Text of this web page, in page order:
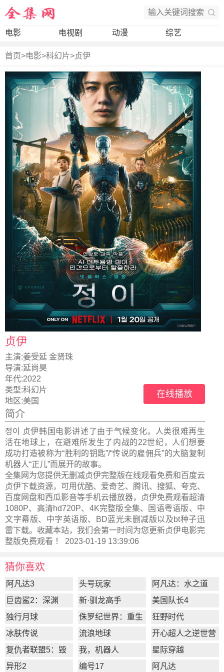
电影 电视剧 动漫 综艺
首页>电影>科幻片>贞伊
贞伊
主演:姜受延 金贤珠
导演:延尚昊
年代:2022
类型:科幻片
地区:美国
在线播放
简介
정이 贞伊韩国电影讲述了由于气候变化，人类很难再生
活在地球上，在避难所发生了内战的22世纪，人们想要
成功打造被称为“胜利的钥匙”/“传说的雇佣兵”的大脑复制
机器人“正儿”而展开的故事。
全集网为您提供无删减贞伊完整版在线观看免费和百度云
贞伊下载资源，可用优酷、爱奇艺、腾讯、搜狐、夸克、
百度网盘和西瓜影音等手机云播放器，贞伊免费观看超清
1080P、高清hd720P、4K完整版全集、国语粤语版、中
文字幕版、中字英语版、BD蓝光未删减版以及bt种子迅
雷下载。收藏本站，我们会第一时间为您更新贞伊电影完
整版免费观看 ！ 2023-01-19 13:39:06
猜你喜欢
阿凡达3 头号玩家
阿凡达：水之道
巨齿鲨2：深渊
新·驯龙高手
美国队长4
独行月球
侏罗纪世界：重生
狂野时代
冰肤传说
流浪地球
开心超人之逆世营
救
复仇者联盟5：毁
灭之日
我，机器人
星际穿越
异形2
编号17 阿凡达